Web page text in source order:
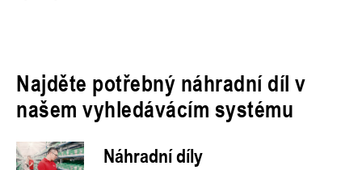
Najděte potřebný náhradní díl v
našem vyhledávácím systému
Náhradní díly